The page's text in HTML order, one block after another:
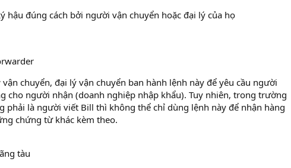
hậu đúng cách bởi người vận chuyển hoặc đại lý của họ
chuyển, đại lý vận chuyển ban hành lệnh này để yêu cầu người
cho người nhận (doanh nghiệp nhập khẩu). Tuy nhiên, trong trường
phải là người viết Bill thì không thể chỉ dùng lệnh này để nhận hàng
chứng từ khác kèm theo.
tàu